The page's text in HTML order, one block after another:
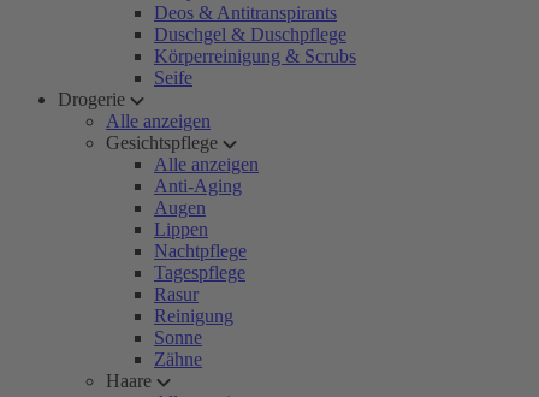
Deos & Antitranspirants
Duschgel & Duschpflege
Körperreinigung & Scrubs
Seife
Drogerie
Alle anzeigen
Gesichtspflege
Alle anzeigen
Anti-Aging
Augen
Lippen
Nachtpflege
Tagespflege
Rasur
Reinigung
Sonne
Zähne
Haare